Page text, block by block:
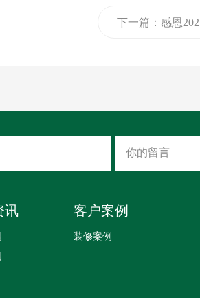
下一篇： 感恩
讯 客户案例
装修案例